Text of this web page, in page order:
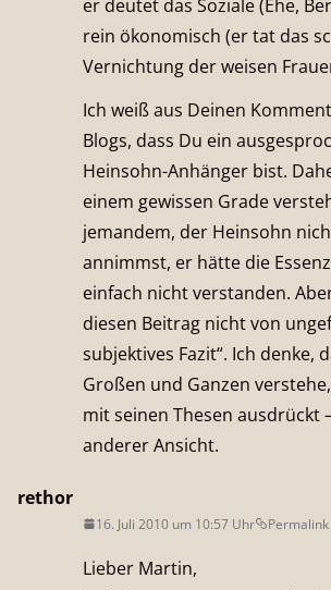
er deutet das Soziale (Ehe,
rein ökonomisch (er tat das
Vernichtung der weisen
Ich weiß aus Deinen
Blogs, dass Du ein
Heinsohn-Anhänger bist.
einem gewissen Grade
jemandem, der Heinsohn
annimmst, er hätte die
einfach nicht verstanden.
diesen Beitrag nicht von
subjektives Fazit“. Ich denke,
Großen und Ganzen
mit seinen Thesen ausdrückt
anderer Ansicht.
rethor
16. Juli 2010 um 10:57 Uhr Permalink
Lieber Martin,